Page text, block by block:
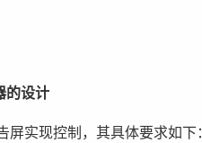
的设计
屏实现控制，其具体要求如下：